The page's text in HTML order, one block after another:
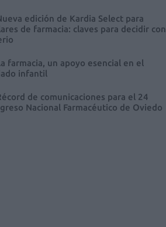
edición de Kardia Select para
de farmacia: claves para decidir con
farmacia, un apoyo esencial en el
infantil
de comunicaciones para el 24
Nacional Farmacéutico de Oviedo